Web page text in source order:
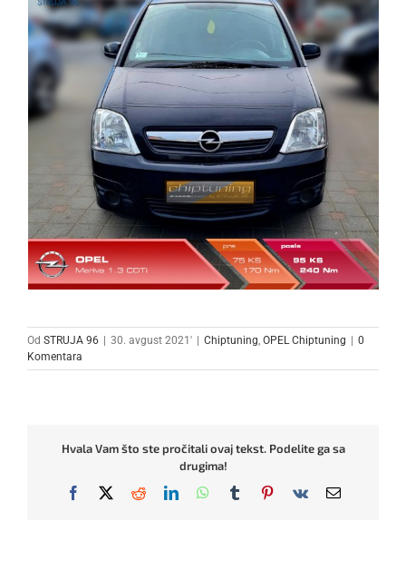
Od STRUJA 96 | 30. avgust 2021' | Chiptuning OPEL Chiptuning | 0
Komentara
Hvala Vam što ste pročitali ovaj tekst. Podelite ga sa
drugima!
Facebook
X RedditLinkedInWhatsApp
TumblrPinterest
Vk Email